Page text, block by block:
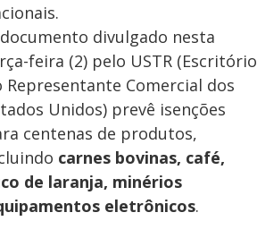
divulgado nesta
feira (2) pelo USTR (Escritório
Representante Comercial dos
Unidos) prevê isenções
centenas de produtos,
carnes bovinas, café,
de laranja, minérios
eletrônicos.